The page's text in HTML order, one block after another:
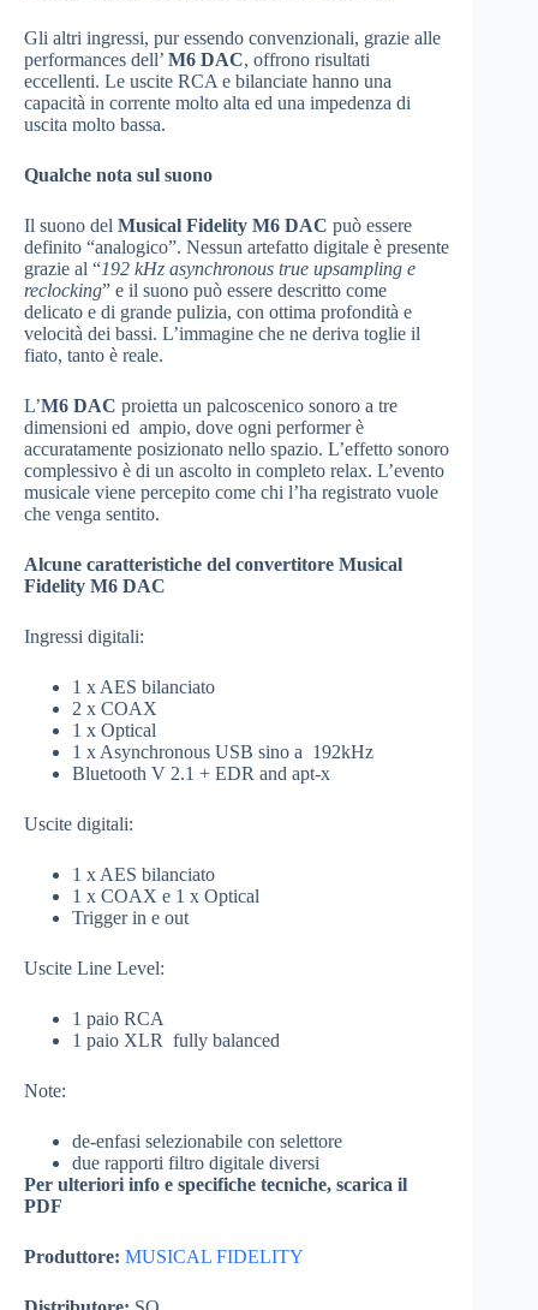
Gli altri ingressi, pur essendo convenzionali, grazie alle
performances dell’ M6 DAC, offrono risultati
eccellenti. Le uscite RCA e bilanciate hanno una
capacità in corrente molto alta ed una impedenza di
uscita molto bassa.
Qualche nota sul suono
Il suono del Musical Fidelity M6 DAC può essere
definito “analogico”. Nessun artefatto digitale è presente
grazie al “192 kHz asynchronous true upsampling e
reclocking” e il suono può essere descritto come
delicato e di grande pulizia, con ottima profondità e
velocità dei bassi. L’immagine che ne deriva toglie il
fiato, tanto è reale.
L’M6 DAC proietta un palcoscenico sonoro a tre
dimensioni ed ampio, dove ogni performer è
accuratamente posizionato nello spazio. L’effetto sonoro
complessivo è di un ascolto in completo relax. L’evento
musicale viene percepito come chi l’ha registrato vuole
che venga sentito.
Alcune caratteristiche del convertitore Musical
Fidelity M6 DAC
Ingressi digitali:
1 x AES bilanciato
2 x COAX
1 x Optical
1 x Asynchronous USB sino a 192kHz
Bluetooth V 2.1 + EDR and apt-x
Uscite digitali:
1 x AES bilanciato
1 x COAX e 1 x Optical
Trigger in e out
Uscite Line Level:
1 paio RCA
1 paio XLR fully balanced
Note:
de-enfasi selezionabile con selettore
due rapporti filtro digitale diversi
Per ulteriori info e specifiche tecniche, scarica il
PDF
Produttore: MUSICAL FIDELITY